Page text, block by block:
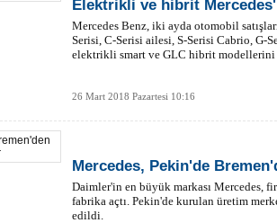
Elektrikli ve hibrit
Mercedes Benz, iki ayda otomobil
Serisi, C-Serisi ailesi, S-Serisi Cabrio, G-
elektrikli smart ve GLC hibrit modellerini
26 Mart 2018 Pazartesi 10:16
Mercedes, Pekin'de
Daimler'in en büyük markası Mercedes,
fabrika açtı. Pekin'de kurulan üretim
edildi.